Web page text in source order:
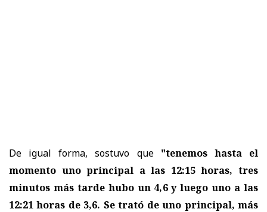
De igual forma, sostuvo que"tenemos hasta el
momento uno principal a las 12:15 horas, tres
minutos más tarde hubo un 4,6 y luego uno a las
12:21 horas de 3,6. Se trató de uno principal, más